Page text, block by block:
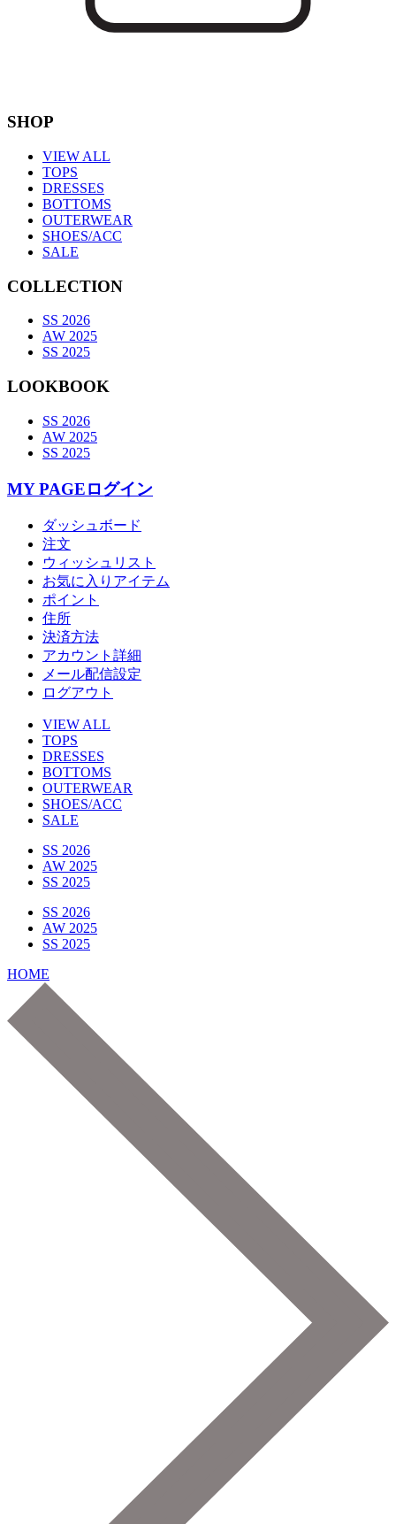
SHOP
VIEW ALL
TOPS
DRESSES
BOTTOMS
OUTERWEAR
SHOES/ACC
SALE
COLLECTION
SS 2026
AW 2025
SS 2025
LOOKBOOK
SS 2026
AW 2025
SS 2025
MY PAGEログイン
ダッシュボード
注文
ウィッシュリスト
お気に入りアイテム
ポイント
住所
決済方法
アカウント詳細
メール配信設定
ログアウト
VIEW ALL
TOPS
DRESSES
BOTTOMS
OUTERWEAR
SHOES/ACC
SALE
SS 2026
AW 2025
SS 2025
SS 2026
AW 2025
SS 2025
HOME